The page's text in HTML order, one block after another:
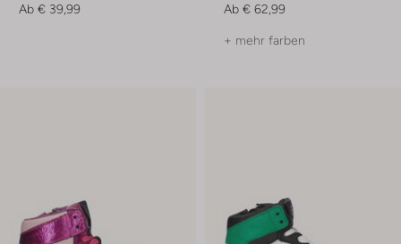
Ab € 39,99
Ab € 62,99
+ mehr farben